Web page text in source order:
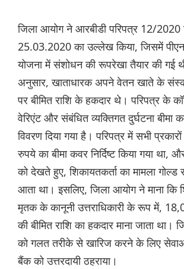
जिला आयोग ने आरबीडी परिपत्र 12/2020
25.03.2020 का उल्लेख किया, जिसमें
योजना में संशोधन की रूपरेखा तैयार की गई
अनुसार, खाताधारक अपने वेतन खाते के
पर बीमित राशि के हकदार थे। परिपत्र के
वेरिएंट और संबंधित व्यक्तिगत दुर्घटना बीमा
विवरण दिया गया है। परिपत्र में सभी
रुपये का बीमा कवर निर्दिष्ट किया गया
को देखते हुए, शिकायतकर्ता का मामला
आता था। इसलिए, जिला आयोग ने माना कि
मृतक के कानूनी उत्तराधिकारी के रूप में,
की बीमित राशि का हकदार माना जाता था।
को गलत तरीके से खारिज करने के लिए
बैंक को उत्तरदायी ठहराया।